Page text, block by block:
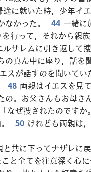
に就いた時，少年イ
なかった。
44 一緒に
行って，それから親
サレムに引き返して
の真ん中に座り，話を
スが話すのを聞いて
48 両親はイエスを見
の。お父さんもお母さ
なぜ捜されたのです
50 けれども両親は
と共に下ってナザレに
と全てを注意深く心